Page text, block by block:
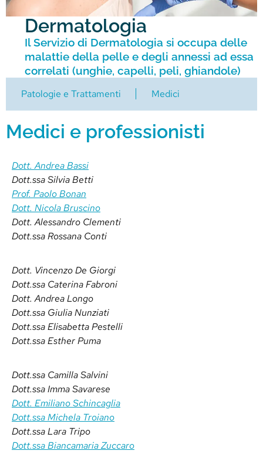
Il Servizio di Dermatologia si occupa delle
malattie della pelle e degli annessi ad essa
correlati (unghie, capelli, peli, ghiandole)
Dermatologia
Patologie e Trattamenti Medici
Medici e professionisti
Dott. Andrea Bassi
Dott.ssa Silvia Betti
Prof. Paolo Bonan
Dott. Nicola Bruscino
Dott. Alessandro Clementi
Dott.ssa Rossana Conti
Dott. Vincenzo De Giorgi
Dott.ssa Caterina Fabroni
Dott. Andrea Longo
Dott.ssa Giulia Nunziati
Dott.ssa Elisabetta Pestelli
Dott.ssa Esther Puma
Dott.ssa Camilla Salvini
Dott.ssa Imma Savarese
Dott. Emiliano Schincaglia
Dott.ssa Michela Troiano
Dott.ssa Lara Tripo
Dott.ssa Biancamaria Zuccaro